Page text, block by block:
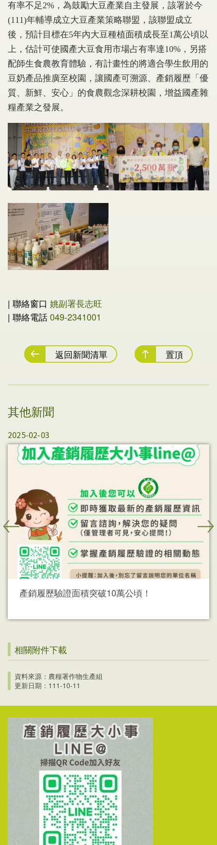
有率不足2%，為鼓勵大豆產業自主發展，該署於今
(111)年輔導成立大豆產業策略聯盟，該聯盟成立
後，預計目標在5年內大豆種植面積成長至1萬公頃以
上，估計可使國產大豆食用市場占有率達10%，另搭
配師生食農教育體驗，有計畫性的將適合學生飲用的
豆奶產品推廣至校園，讓國產可溯源、產銷履歷「優
質、新鮮、安心」的食農觀念深耕校園，增益國產雜
糧產業之發展。
| 聯絡窗口 姚副署長志旺
| 聯絡電話049-2341001
返回新聞清單 置頂
其他新聞
2025-02-03
產銷履歷驗證面積突破10萬公頃！
相關附件下載
資料來源：農糧署作物生產組
更新日期：111-10-11